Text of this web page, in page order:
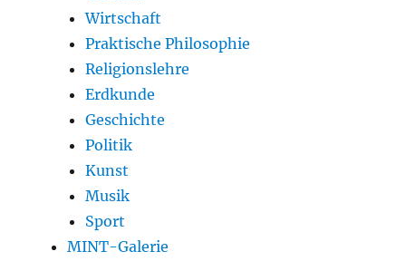
Wirtschaft
Praktische Philosophie
Religionslehre
Erdkunde
Geschichte
Politik
Kunst
Musik
Sport
MINT-Galerie